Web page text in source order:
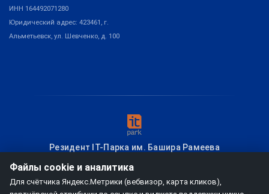
ИНН 164492071280
Юридический адрес: 423461, г.
Альметьевск, ул. Шевченко, д. 100
Резидент IT-Парка им. Башира Рамеева
Файлы cookie и аналитика
Для счётчика Яндекс.Метрики (вебвизор, карта кликов),